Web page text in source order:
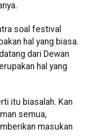
soal festival
hal yang biasa.
dari Dewan
hal yang
itu biasalah. Kan
semua,
masukan